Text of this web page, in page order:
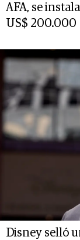
AFA, se
US$ 200.000
Disney selló